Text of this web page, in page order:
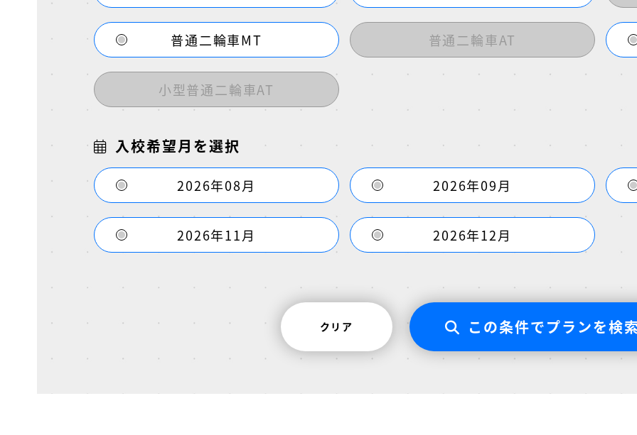
普通二輪車MT 普通二輪車AT
小型普通二輪車AT
入校希望月を選択
2026年08月 2026年09月
2026年11月 2026年12月
クリア この条件でプランを検